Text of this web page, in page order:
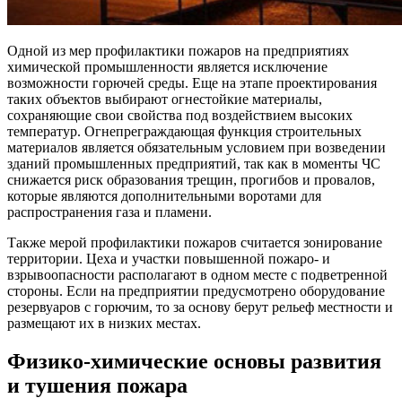
Одной из мер профилактики пожаров на предприятиях
химической промышленности является исключение
возможности горючей среды. Еще на этапе проектирования
таких объектов выбирают огнестойкие материалы,
сохраняющие свои свойства под воздействием высоких
температур. Огнепреграждающая функция строительных
материалов является обязательным условием при возведении
зданий промышленных предприятий, так как в моменты ЧС
снижается риск образования трещин, прогибов и провалов,
которые являются дополнительными воротами для
распространения газа и пламени.
Также мерой профилактики пожаров считается зонирование
территории. Цеха и участки повышенной пожаро- и
взрывоопасности располагают в одном месте с подветренной
стороны. Если на предприятии предусмотрено оборудование
резервуаров с горючим, то за основу берут рельеф местности и
размещают их в низких местах.
Физико-химические основы развития
и тушения пожара